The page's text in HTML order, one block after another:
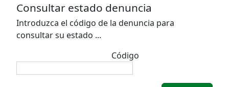
Consultar estado denuncia
Introduzca el código de la denuncia para
consultar su estado ...
Código